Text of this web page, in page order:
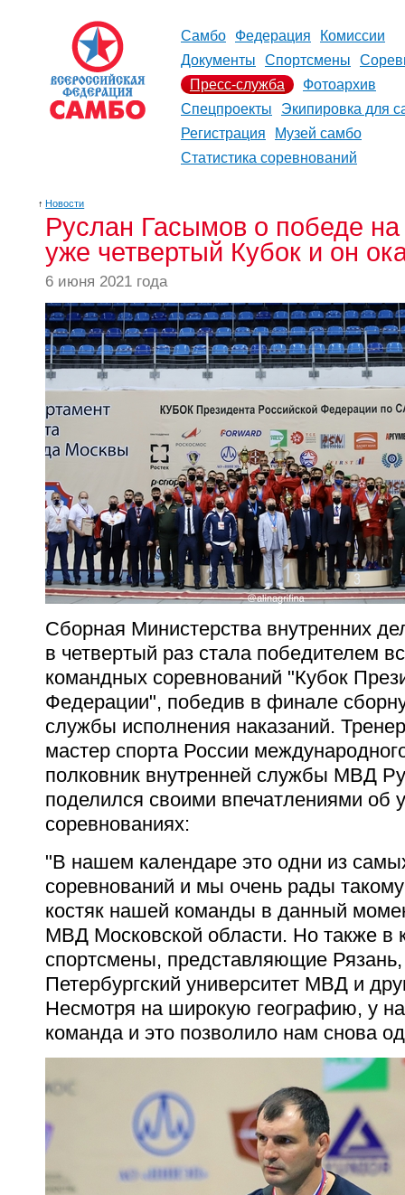
Самбо Федерация
Комиссии
Документы
Спортсмены
Пресс-служба
Фотоархив
Спецпроекты
Экипировка для
Регистрация
Музей самбо
Статистика соревнований
↑ Новости
Руслан Гасымов о победе
уже четвертый Кубок и он
6 июня 2021 года
Сборная Министерства внутренних
в четвертый раз стала победителем
командных соревнований "Кубок
Федерации", победив в финале
службы исполнения наказаний.
мастер спорта России
полковник внутренней службы МВД
поделился своими впечатлениями об
соревнованиях:
"В нашем календаре это одни из
соревнований и мы очень рады
костяк нашей команды в данный
МВД Московской области. Но также в
спортсмены, представляющие
Петербургский университет МВД и
Несмотря на широкую географию, у
команда и это позволило нам снова